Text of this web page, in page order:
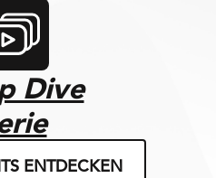
Dive
ENTDECKEN